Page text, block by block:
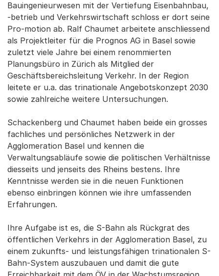
Bauingenieurwesen mit der Vertiefung Eisenbahnbau,
-betrieb und Verkehrswirtschaft schloss er dort seine
Pro-motion ab. Ralf Chaumet arbeitete anschliessend
als Projektleiter für die Prognos AG in Basel sowie
zuletzt viele Jahre bei einem renommierten
Planungsbüro in Zürich als Mitglied der
Geschäftsbereichsleitung Verkehr. In der Region
leitete er u.a. das trinationale Angebotskonzept 2030
sowie zahlreiche weitere Untersuchungen.
Schackenberg und Chaumet haben beide ein grosses
fachliches und persönliches Netzwerk in der
Agglomeration Basel und kennen die
Verwaltungsabläufe sowie die politischen Verhältnisse
diesseits und jenseits des Rheins bestens. Ihre
Kenntnisse werden sie in die neuen Funktionen
ebenso einbringen können wie ihre umfassenden
Erfahrungen.
Ihre Aufgabe ist es, die S-Bahn als Rückgrat des
öffentlichen Verkehrs in der Agglomeration Basel, zu
einem zukunfts- und leistungsfähigen trinationalen S-
Bahn-System auszubauen und damit die gute